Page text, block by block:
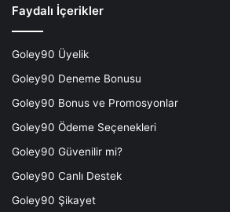
Faydalı İçerikler
Goley90 Üyelik
Goley90 Deneme Bonusu
Goley90 Bonus ve Promosyonlar
Goley90 Ödeme Seçenekleri
Goley90 Güvenilir mi?
Goley90 Canlı Destek
Goley90 Şikayet